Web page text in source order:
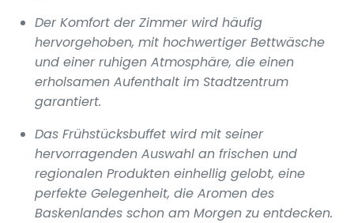
Der Komfort der Zimmer wird häufig
hervorgehoben, mit hochwertiger Bettwäsche
und einer ruhigen Atmosphäre, die einen
erholsamen Aufenthalt im Stadtzentrum
garantiert.
Das Frühstücksbuffet wird mit seiner
hervorragenden Auswahl an frischen und
regionalen Produkten einhellig gelobt, eine
perfekte Gelegenheit, die Aromen des
Baskenlandes schon am Morgen zu entdecken.